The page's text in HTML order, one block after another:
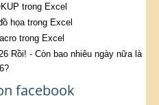
trong Excel
họa trong Excel
trong Excel
Rồi! - Còn bao nhiêu ngày nữa là
facebook